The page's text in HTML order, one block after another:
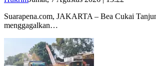
Suarapena.com, JAKARTA – Bea Cukai
menggagalkan…